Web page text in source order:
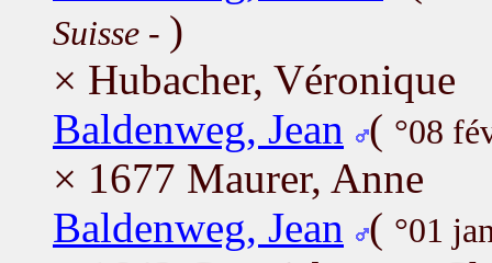
Suisse - )
× Hubacher, Véronique
Baldenweg, Jean
( °08
× 1677 Maurer, Anne
Baldenweg, Jean
( °01